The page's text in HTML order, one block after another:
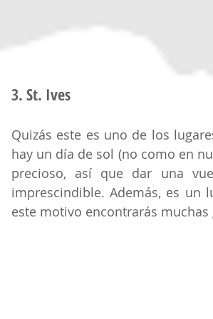
3. St. Ives
Quizás este es uno de los
hay un día de sol (no como en
precioso, así que dar una
imprescindible. Además, es un
este motivo encontrarás